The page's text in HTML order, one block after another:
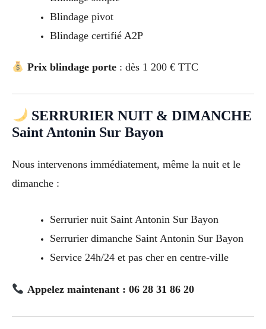
Blindage pivot
Blindage certifié A2P
Prix blindage porte: dès 1 200 € TTC
SERRURIER NUIT & DIMANCHE
Saint Antonin Sur Bayon
Nous intervenons immédiatement, même la nuit et le
dimanche :
Serrurier nuit Saint Antonin Sur Bayon
Serrurier dimanche Saint Antonin Sur Bayon
Service 24h/24 et pas cher en centre-ville
Appelez maintenant : 06 28 31 86 20